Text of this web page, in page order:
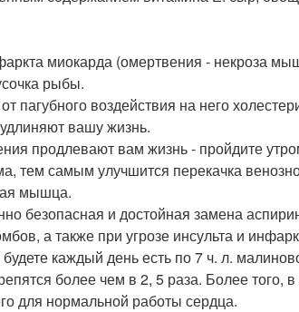
миокарда (омертвения - некроза
рыбы.
пагубного воздействия на него
вашу жизнь.
продлевают вам жизнь - пройдите
тем самым улучшится перекачка
мышца.
безопасная и достойная замена
а также при угрозе инсульта и
каждый день есть по 7 ч. л.
более чем в 2, 5 раза. Более
для нормальной работы сердца.